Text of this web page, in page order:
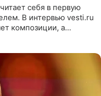
себя в первую
В интервью vesti.ru
композиции, а